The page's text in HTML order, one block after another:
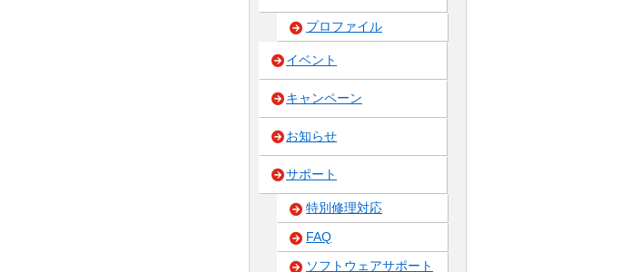
プロファイル
イベント
キャンペーン
お知らせ
サポート
特別修理対応
FAQ
ソフトウェアサポート